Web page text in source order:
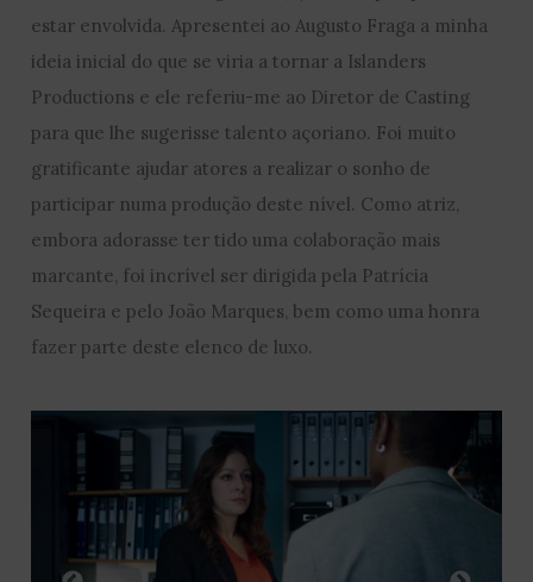
estar envolvida. Apresentei ao Augusto Fraga a minha
ideia inicial do que se viria a tornar a Islanders
Productions e ele referiu-me ao Diretor de Casting
para que lhe sugerisse talento açoriano. Foi muito
gratificante ajudar atores a realizar o sonho de
participar numa produção deste nível. Como atriz,
embora adorasse ter tido uma colaboração mais
marcante, foi incrível ser dirigida pela Patrícia
Sequeira e pelo João Marques, bem como uma honra
fazer parte deste elenco de luxo.